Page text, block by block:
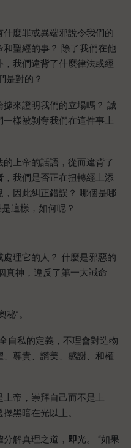
麼罪或異端邪說令我們的
聖經的事？ 除了我們在他
我們違背了什麼律法或經
是對的？
來證明我們的立場嗎？ 誠
樣被剝奪我們在這件事上
上帝的話語，從而違背了
，我們是否正在扭轉經上添
因此糾正錯誤？ 哪個是哪
這樣，如何呢？
理它的人？ 什麼是邪惡的
真神，違反了第一大誡命
”。
自私的定義，不理會對造物
尊貴、讚美、感謝、和權
帝，崇拜自己而不是上
黑暗在光以上。
解真理之道， 即光。 “如果